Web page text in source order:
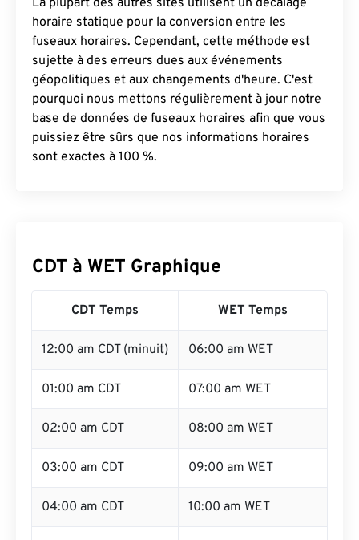
La plupart des autres sites utilisent un décalage
horaire statique pour la conversion entre les
fuseaux horaires. Cependant, cette méthode est
sujette à des erreurs dues aux événements
géopolitiques et aux changements d'heure. C'est
pourquoi nous mettons régulièrement à jour notre
base de données de fuseaux horaires afin que vous
puissiez être sûrs que nos informations horaires
sont exactes à 100 %.
CDT à WET Graphique
CDT Temps WET Temps
12:00 am CDT (minuit) 06:00 am WET
01:00 am CDT 07:00 am WET
02:00 am CDT 08:00 am WET
03:00 am CDT 09:00 am WET
04:00 am CDT 10:00 am WET